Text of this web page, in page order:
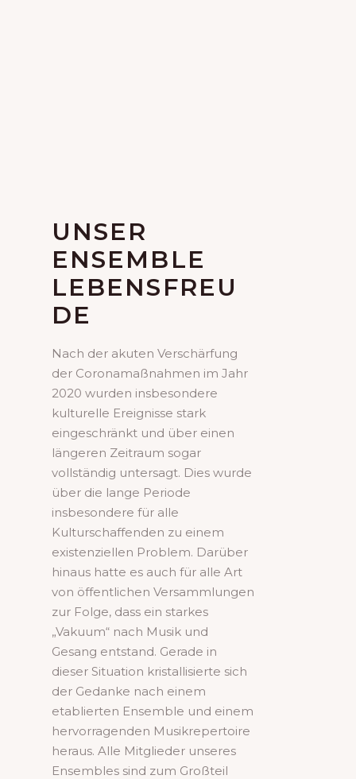
UNSER
ENSEMBLE
LEBENSFREU
DE
Nach der akuten Verschärfung
der Coronamaßnahmen im Jahr
2020 wurden insbesondere
kulturelle Ereignisse stark
eingeschränkt und über einen
längeren Zeitraum sogar
vollständig untersagt. Dies wurde
über die lange Periode
insbesondere für alle
Kulturschaffenden zu einem
existenziellen Problem. Darüber
hinaus hatte es auch für alle Art
von öffentlichen Versammlungen
zur Folge, dass ein starkes
„Vakuum“ nach Musik und
Gesang entstand. Gerade in
dieser Situation kristallisierte sich
der Gedanke nach einem
etablierten Ensemble und einem
hervorragenden Musikrepertoire
heraus. Alle Mitglieder unseres
Ensembles sind zum Großteil